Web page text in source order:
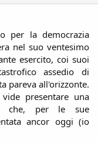
per la democrazia
nel suo ventesimo
esercito, coi suoi
assedio di
pareva all'orizzonte.
presentare una
che, per le sue
ancor oggi (io